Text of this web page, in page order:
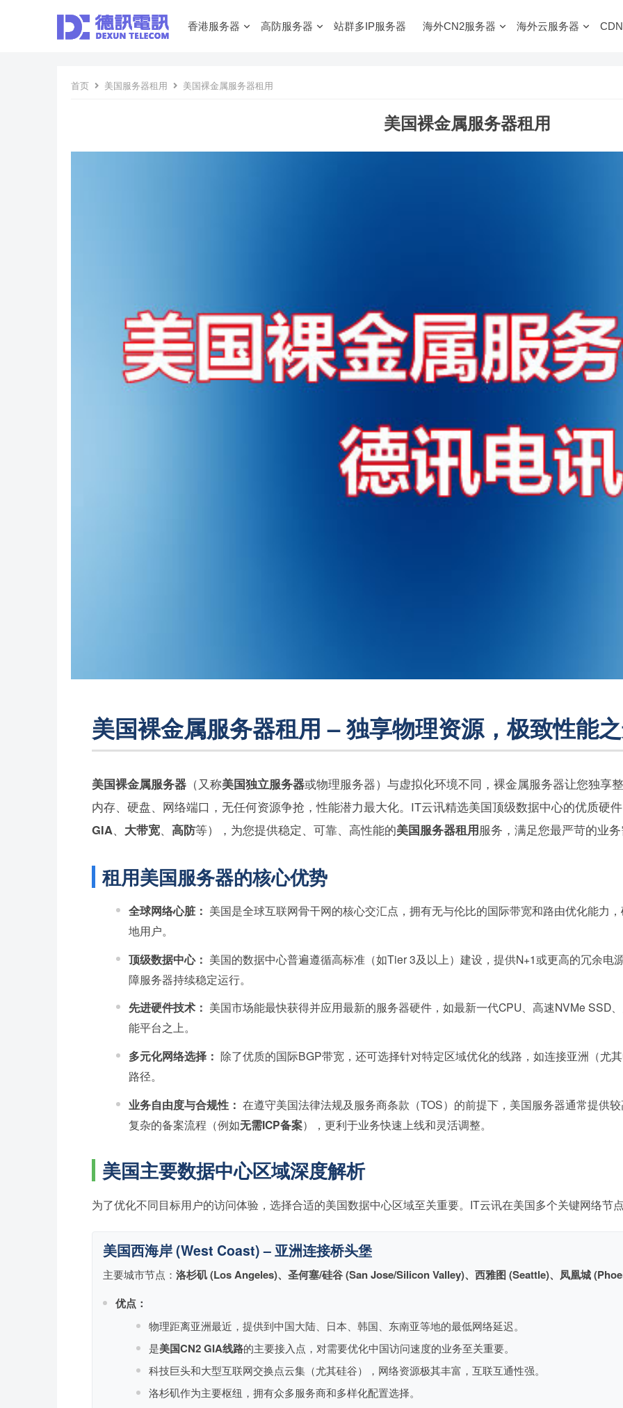
香港服务器 高防服务器 站群多IP服务器 海外CN2服务器 海外云服务器 CDN
首页 美国服务器租用 美国裸金属服务器租用
美国裸金属服务器租用
美国裸金属服务器租用 – 独享物理资源，极致性能
美国裸金属服务器 （又称美国独立服务器或物理服务器）与虚拟化环境不同，裸金属服务器让您独
内存、硬盘、网络端口，无任何资源争抢，性能潜力最大化。IT云讯精选美国顶级数据中心的优质硬
GIA、 大带宽、 高防等），为您提供稳定、可靠、高性能的美国服务器租用服务，满足您最严苛的业
租用美国服务器的核心优势
全球网络心脏： 美国是全球互联网骨干网的核心交汇点，拥有无与伦比的国际带宽和路由优化能力
地用户。
顶级数据中心： 美国的数据中心普遍遵循高标准（如Tier 3及以上）建设，提供N+1或更高的冗余电
障服务器持续稳定运行。
先进硬件技术： 美国市场能最快获得并应用最新的服务器硬件，如最新一代CPU、高速NVMe SSD
能平台之上。
多元化网络选择： 除了优质的国际BGP带宽，还可选择针对特定区域优化的线路，如连接亚洲（尤
路径。
业务自由度与合规性： 在遵守美国法律法规及服务商条款（TOS）的前提下，美国服务器通常提供
复杂的备案流程（例如无需ICP备案），更利于业务快速上线和灵活调整。
美国主要数据中心区域深度解析
为了优化不同目标用户的访问体验，选择合适的美国数据中心区域至关重要。IT云讯在美国多个关键网络节
美国西海岸 (West Coast) – 亚洲连接桥头堡
主要城市节点： 洛杉矶 (Los Angeles)、圣何塞/硅谷 (San Jose/Silicon Valley)、西雅图 (Seattle)、凤凰城
优点：
物理距离亚洲最近，提供到中国大陆、日本、韩国、东南亚等地的最低网络延迟。
是美国CN2 GIA线路的主要接入点，对需要优化中国访问速度的业务至关重要。
科技巨头和大型互联网交换点云集（尤其硅谷），网络资源极其丰富，互联互通性强。
洛杉矶作为主要枢纽，拥有众多服务商和多样化配置选择。